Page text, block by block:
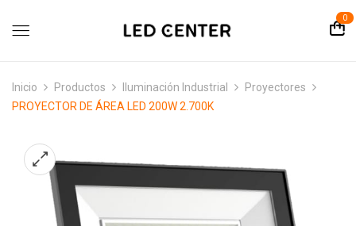
0
Inicio Productos Iluminación Industrial
Proyectores
PROYECTOR DE ÁREA LED 200W 2.700K